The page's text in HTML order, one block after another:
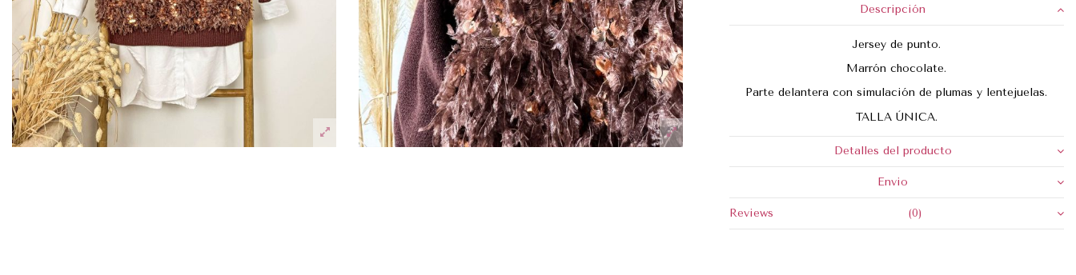
Descripción
Jersey de punto.
Marrón chocolate.
Parte delantera con simulación de plumas y lentejuelas.
TALLA ÚNICA.
Detalles del producto
Envio
Reviews (0)